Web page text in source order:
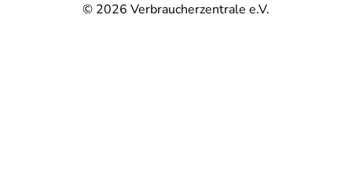
© 2026 Verbraucherzentrale e.V.